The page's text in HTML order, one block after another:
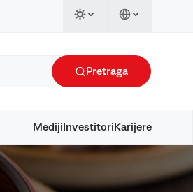
Pretraga
Mediji Investitori Karijere